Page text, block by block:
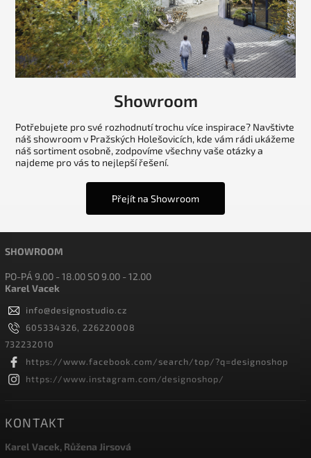
Showroom
Potřebujete pro své rozhodnutí trochu více inspirace? Navštivte
náš showroom v Pražských Holešovicích, kde vám rádi ukážeme
náš sortiment osobně, zodpovíme všechny vaše otázky a
najdeme pro vás to nejlepší řešení.
Přejít na Showroom
SHOWROOM
PO-PÁ 9.00 - 18.00 SO 9.00 - 12.00
Karel Vacek
info@designostudio.cz
605334326, 226220008
732232010
https://www.facebook.com/search/top/?q=designoshop
https://www.instagram.com/designoshop/
KONTAKT
Karel Vacek, Růžena Jirsová